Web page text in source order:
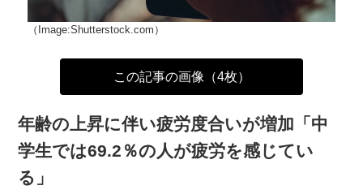
（Image:Shutterstock.com）
この記事の画像（4枚）
年齢の上昇に伴い疲労度合いが増加「中
学生では69.2％の人が疲労を感じてい
る」